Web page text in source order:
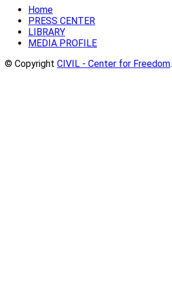
Home
PRESS CENTER
LIBRARY
MEDIA PROFILE
© Copyright CIVIL - Center for Freedom.